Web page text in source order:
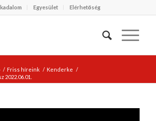
Egyesület Elérhetőség
/ Friss híreink / Kenderke /
2022.06.01.